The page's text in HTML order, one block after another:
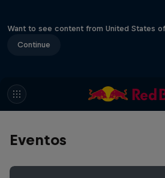
Want to see content from United States
Continue
Eventos